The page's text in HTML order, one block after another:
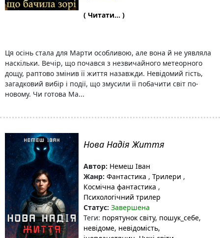
( Читати... )
Ця осінь стала для Марти особливою, але вона й не уявляла
наскільки. Вечір, що почався з незвичайного метеорного
дощу, раптово змінив її життя назавжди. Невідомий гість,
загадковий вибір і події, що змусили її побачити світ по-
новому. Чи готова Ма...
Нова Надія Життя
Автор: Немеш Іван
Жанр: Фантастика , Трилери ,
Космічна фантастика ,
Психологічний трилер
Статус: Завершена
Теги: порятунок світу, пошук_себе,
невідоме, невідомість,